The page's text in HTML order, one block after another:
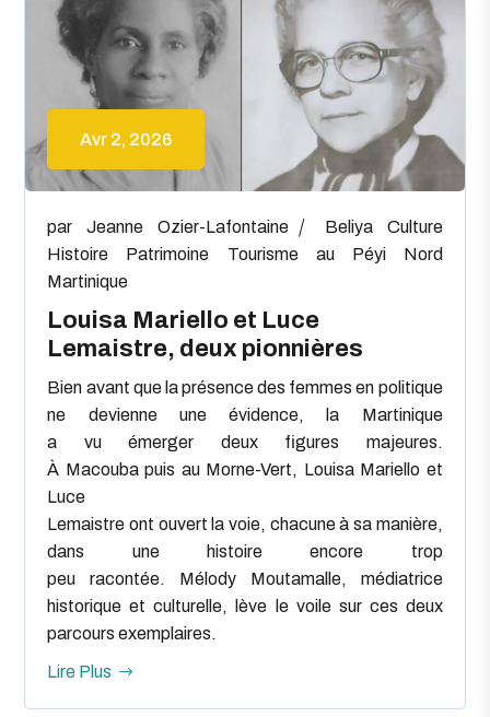
Avr 2, 2026
Louisa Mariello et Luce
Lemaistre, deux pionnières
parJeanne Ozier-Lafontaine Beliya
Culture
Histoire
Patrimoine
Tourisme au Péyi Nord
Martinique
Bien avant que la présence des femmes en politique
ne devienne une évidence, la Martinique
a vu émerger deux figures majeures.
À Macouba puis au Morne-Vert, Louisa Mariello et
Luce
Lemaistre ont ouvert la voie, chacune à sa manière,
dans une histoire encore trop
peu racontée. Mélody Moutamalle, médiatrice
historique et culturelle, lève le voile sur ces deux
parcours exemplaires.
Lire Plus